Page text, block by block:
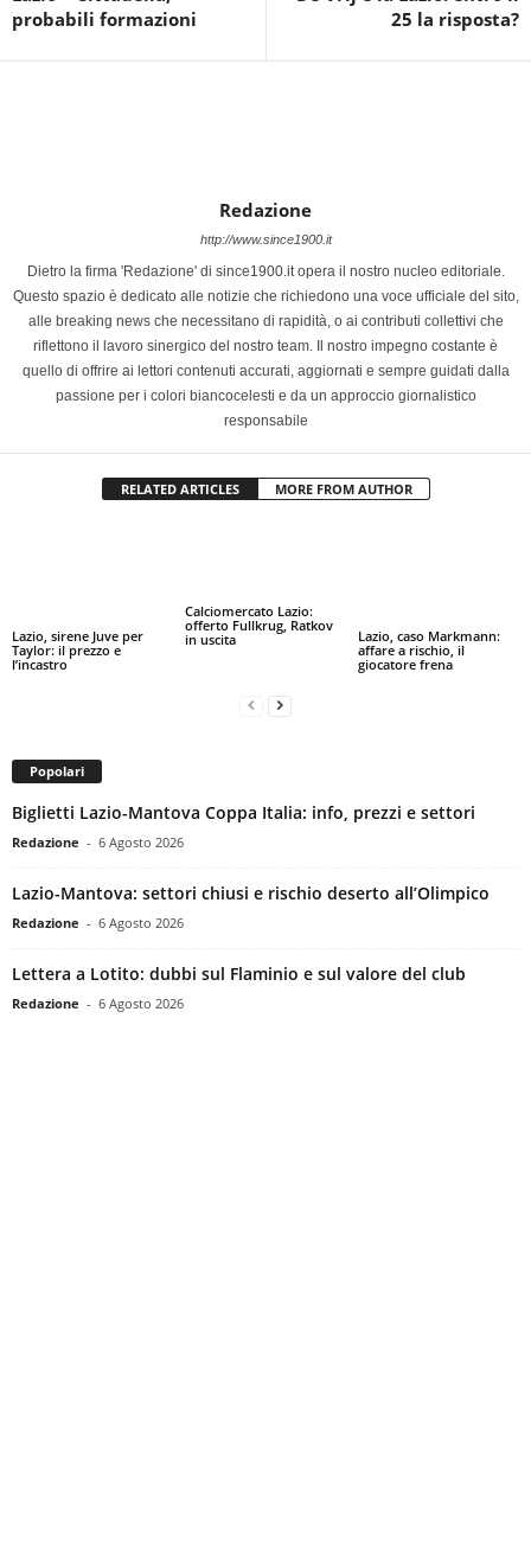
probabili formazioni
25 la risposta?
Redazione
http://www.since1900.it
Dietro la firma 'Redazione' di since1900.it opera il nostro nucleo editoriale.
Questo spazio è dedicato alle notizie che richiedono una voce ufficiale del sito,
alle breaking news che necessitano di rapidità, o ai contributi collettivi che
riflettono il lavoro sinergico del nostro team. Il nostro impegno costante è
quello di offrire ai lettori contenuti accurati, aggiornati e sempre guidati dalla
passione per i colori biancocelesti e da un approccio giornalistico
responsabile
RELATED ARTICLES MORE FROM AUTHOR
Lazio, sirene Juve per
Taylor: il prezzo e
l’incastro
Calciomercato Lazio:
offerto Fullkrug, Ratkov
in uscita
Lazio, caso Markmann:
affare a rischio, il
giocatore frena
Popolari
Biglietti Lazio-Mantova Coppa Italia: info, prezzi e settori
Redazione - 6 Agosto 2026
Lazio-Mantova: settori chiusi e rischio deserto all’Olimpico
Redazione - 6 Agosto 2026
Lettera a Lotito: dubbi sul Flaminio e sul valore del club
Redazione - 6 Agosto 2026